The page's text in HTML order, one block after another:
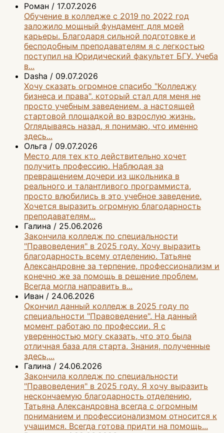
Роман / 17.07.2026
Обучение в колледже с 2019 по 2022 год
заложило мощный фундамент для моей
карьеры. Благодаря сильной подготовке и
бесподобным преподавателям я с легкостью
поступил на Юридический факультет БГУ. Учеба
в...
Dasha / 09.07.2026
Хочу сказать огромное спасибо "Колледжу
бизнеса и права", который стал для меня не
просто учебным заведением, а настоящей
стартовой площадкой во взрослую жизнь.
Оглядываясь назад, я понимаю, что именно
здесь...
Ольга / 09.07.2026
Место для тех кто действительно хочет
получить профессию. Наблюдая за
превращением дочери из школьника в
реального и талантливого программиста,
просто влюбились в это учебное заведение.
Хочется выразить огромную благодарность
преподавателям...
Галина / 25.06.2026
Закончила колледж по специальности
"Правоведения" в 2025 году. Хочу выразить
благодарность всему отделению. Татьяне
Александровне за терпение, профессионализм и
конечно же за помощь в решение проблем.
Всегда могла направить в...
Иван / 24.06.2026
Окончил данный колледж в 2025 году по
специальности "Правоведение". На данный
момент работаю по профессии. Я с
уверенностью могу сказать, что это была
отличная база для старта. Знания, полученные
здесь,...
Галина / 24.06.2026
Закончила колледж по специальности
"Правоведения" в 2025 году. Я хочу выразить
нескончаемую благодарность отделению,
Татьяна Александровна всегда с огромным
пониманием и профессионализмом относится к
учащимся. Всегда готова придти на помощь...